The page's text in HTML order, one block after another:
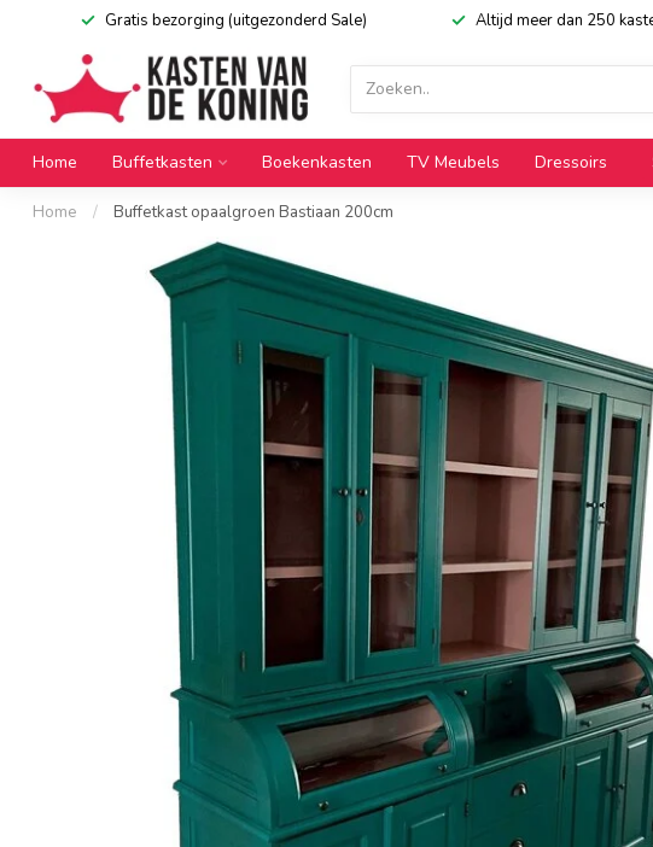
Gratis bezorging (uitgezonderd Sale) Altijd meer dan 250
Home Buffetkasten Boekenkasten TV Meubels Dressoirs
Home / Buffetkast opaalgroen Bastiaan 200cm